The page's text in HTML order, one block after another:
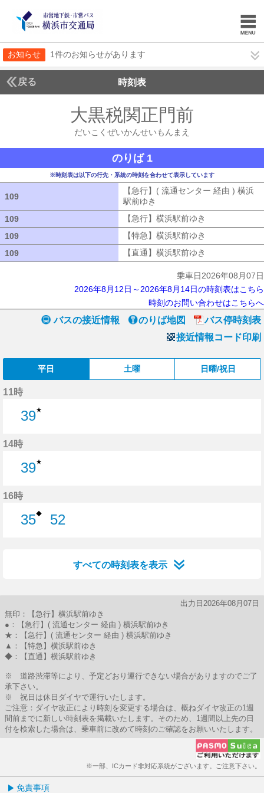
お知らせ 1件のお知らせがあります
戻る 時刻表
大黒税関正門前
だいこくぜいかんせいもんまえ
のりば 1
※時刻表は以下の行先・系統の時刻を合わせて表示しています
109
【急行】( 流通センター 経由 ) 横浜
駅前ゆき
109
【急行】横浜駅前ゆき
109
【特急】横浜駅前ゆき
109
【直通】横浜駅前ゆき
乗車日2026年08月07日
2026年8月12日～2026年8月14日の時刻表はこちら
時刻のお問い合わせはこちらへ
バスの接近情報 のりば地図
バス停時刻表
接近情報コード印刷
平日 土曜 日曜/祝日
11時
39★
14時
39★
16時
35◆
52
すべての時刻表を表示
出力日2026年08月07日
無印：【急行】横浜駅前ゆき
●：【急行】( 流通センター 経由 ) 横浜駅前ゆき
★：【急行】( 流通センター 経由 ) 横浜駅前ゆき
▲：【特急】横浜駅前ゆき
◆：【直通】横浜駅前ゆき
※ 道路渋滞等により、予定どおり運行できない場合がありますのでご了
承下さい。
※ 祝日は休日ダイヤで運行いたします。
ご注意：ダイヤ改正により時刻を変更する場合は、概ねダイヤ改正の1週
間前までに新しい時刻表を掲載いたします。そのため、1週間以上先の日
付を検索した場合は、乗車前に改めて時刻のご確認をお願いいたします。
※一部、ICカード非対応系統がございます。ご注意下さい。
免責事項